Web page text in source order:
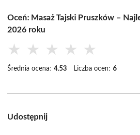
Oceń: Masaż Tajski Pruszków –
2026 roku
★ ★ ★ ★ ★
Średnia ocena: 4.53 Liczba ocen: 6
Udostępnij